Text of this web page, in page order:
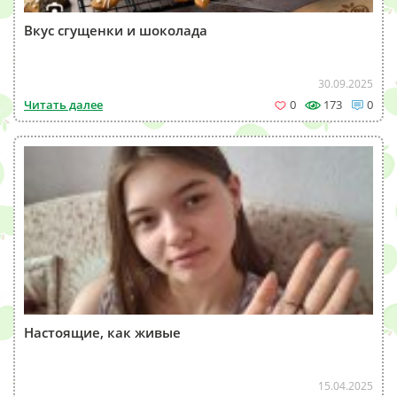
Вкус сгущенки и шоколада
30.09.2025
Читать далее 0 173 0
Настоящие, как живые
15.04.2025